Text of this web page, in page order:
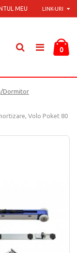
LINK-URI
MEU
0
dormitor
Volo Poket 80